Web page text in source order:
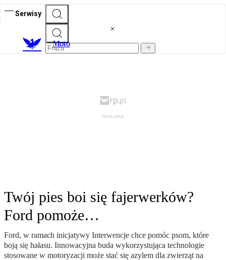
Serwisy
Moto
Twój pies boi się fajerwerków?
Ford pomoże…
Ford, w ramach inicjatywy Interwencje chce pomóc psom, które
boją się hałasu. Innowacyjna buda wykorzystująca technologie
stosowane w motoryzacji może stać się azylem dla zwierząt na